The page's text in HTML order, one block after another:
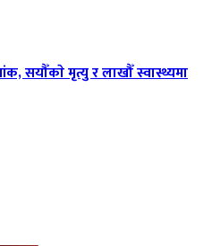
सयौँकाे मृत्यु र लाखौँ स्वास्थ्यमा